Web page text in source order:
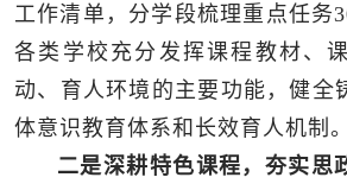
工作清单，分学段梳理重点任务
各类学校充分发挥课程教材、
动、育人环境的主要功能，健全
体意识教育体系和长效育人机制。
二是深耕特色课程，夯实思